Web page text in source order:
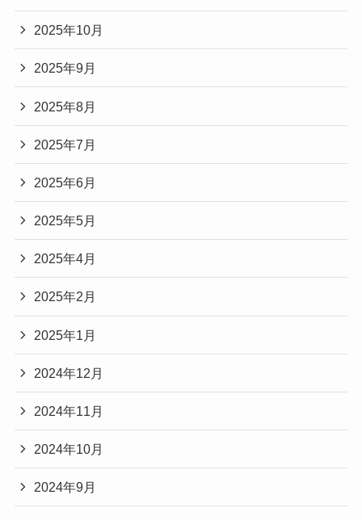
2025年10月
2025年9月
2025年8月
2025年7月
2025年6月
2025年5月
2025年4月
2025年2月
2025年1月
2024年12月
2024年11月
2024年10月
2024年9月